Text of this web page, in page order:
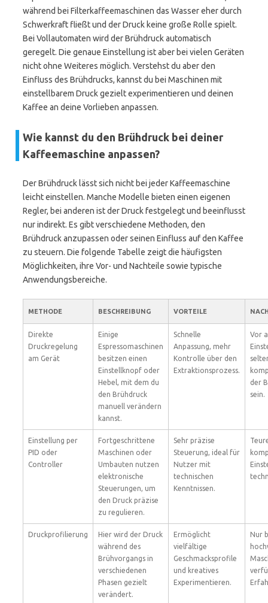
während bei Filterkaffeemaschinen das Wasser eher durch
Schwerkraft fließt und der Druck keine große Rolle spielt.
Bei Vollautomaten wird der Brühdruck automatisch
geregelt. Die genaue Einstellung ist aber bei vielen Geräten
nicht ohne Weiteres möglich. Verstehst du aber den
Einfluss des Brühdrucks, kannst du bei Maschinen mit
einstellbarem Druck gezielt experimentieren und deinen
Kaffee an deine Vorlieben anpassen.
Wie kannst du den Brühdruck bei deiner
Kaffeemaschine anpassen?
Der Brühdruck lässt sich nicht bei jeder Kaffeemaschine
leicht einstellen. Manche Modelle bieten einen eigenen
Regler, bei anderen ist der Druck festgelegt und beeinflusst
nur indirekt. Es gibt verschiedene Methoden, den
Brühdruck anzupassen oder seinen Einfluss auf den Kaffee
zu steuern. Die folgende Tabelle zeigt die häufigsten
Möglichkeiten, ihre Vor- und Nachteile sowie typische
Anwendungsbereiche.
METHODE BESCHREIBUNG VORTEILE
Direkte
Druckregelung
am Gerät
Einige
Espressomaschinen
besitzen einen
Einstellknopf oder
Hebel, mit dem du
den Brühdruck
manuell verändern
kannst.
Schnelle
Anpassung, mehr
Kontrolle über den
Extraktionsprozess.
Vor
der
sein.
Einstellung per
PID oder
Controller
Fortgeschrittene
Maschinen oder
Umbauten nutzen
elektronische
Steuerungen, um
den Druck präzise
zu regulieren.
Sehr präzise
Steuerung, ideal für
Nutzer mit
technischen
Kenntnissen.
Druckprofilierung
Hier wird der Druck
während des
Brühvorgangs in
verschiedenen
Phasen gezielt
verändert.
Ermöglicht
vielfältige
Geschmacksprofile
und kreatives
Experimentieren.
Nur